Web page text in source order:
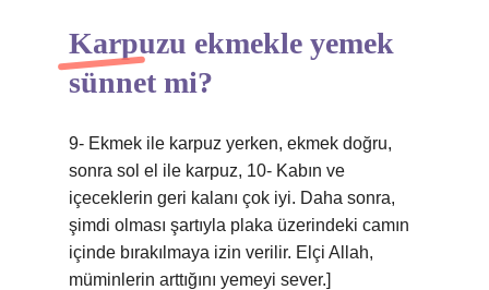
Karpuzu ekmekle yemek
sünnet mi?
9- Ekmek ile karpuz yerken, ekmek doğru,
sonra sol el ile karpuz, 10- Kabın ve
içeceklerin geri kalanı çok iyi. Daha sonra,
şimdi olması şartıyla plaka üzerindeki camın
içinde bırakılmaya izin verilir. Elçi Allah,
müminlerin arttığını yemeyi sever.]